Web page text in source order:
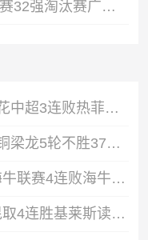
08月03日佛山西甲足球联赛32强淘汰赛广州蜀地红VS广州戴拿模全场录像
近3轮首胜！铁人3-1送申花中超3连败热菲尼奥双响邦本宜裕传射
终结2连败！新鹏城2-0送铜梁龙5轮不胜37岁姜至鹏破门韦斯利建功
笑傲德比！西海岸2-0送海牛联赛4连败海牛仍垫底西海岸升至第二
让二追三！津门虎3-2玉昆取4连胜基莱斯读秒绝杀萨尔瓦多破门